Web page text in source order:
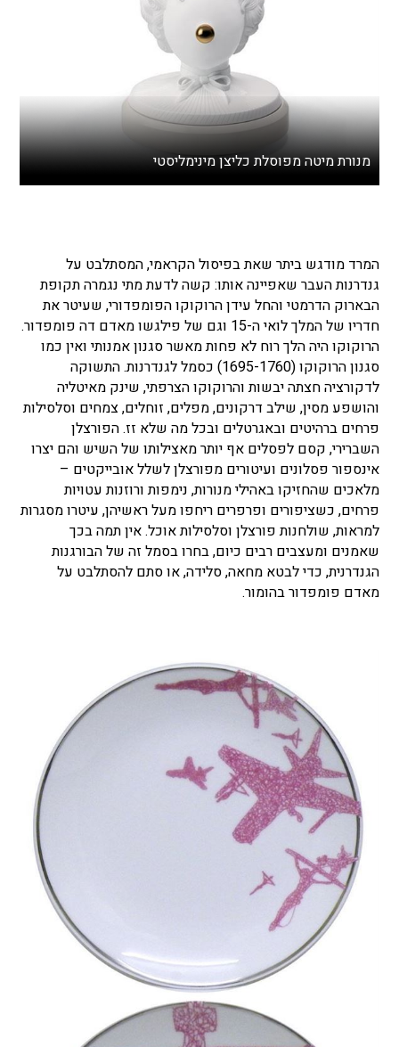
מנורת מיטה מפוסלת כליצן מינימליסטי
המרד מודגש ביתר שאת בפיסול הקראמי, המסתלבט על
גנדרנות העבר שאפיינה אותו: קשה לדעת מתי נגמרה תקופת
הבארוק הדרמטי והחל עידן הרוקוקו הפומפדורי, שעיטר את
חדריו של המלך לואי ה-15 וגם של פילגשו מאדם דה פומפדור.
הרוקוקו היה הלך רוח לא פחות מאשר סגנון אמנותי ואין כמו
סגנון הרוקוקו (1695-1760) כסמל לגנדרנות. התשוקה
לדקורציה חצתה יבשות והרוקוקו הצרפתי, שינק מאיטליה
והושפע מסין, שילב דרקונים, מפלים, זוחלים, צמחים וסלסילות
פרחים ברהיטים ובאגרטלים ובכל מה שלא זז. הפורצלן
השברירי, קסם לפסלים אף יותר מאצילותו של השיש והם יצרו
אינספור פסלונים ועיטורים מפורצלן לשלל אובייקטים –
מלאכים שהחזיקו באהילי מנורות, נימפות ורוזנות עטויות
פרחים, כשציפורים ופרפרים ריחפו מעל ראשיהן, עיטרו מסגרות
למראות, שולחנות פורצלן וסלסילות אוכל. אין תמה בכך
שאמנים ומעצבים רבים כיום, בחרו בסמל זה של הבורגנות
הגנדרנית, כדי לבטא מחאה, סלידה, או סתם להסתלבט על
מאדם פומפדור בהומור.